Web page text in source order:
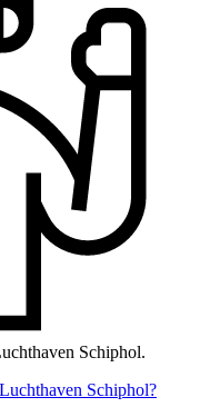
Schiphol.
Schiphol?